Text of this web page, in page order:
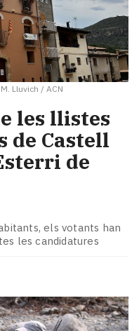
M. Lluvich / ACN
les llistes
de Castell
de
els votants han
les candidatures